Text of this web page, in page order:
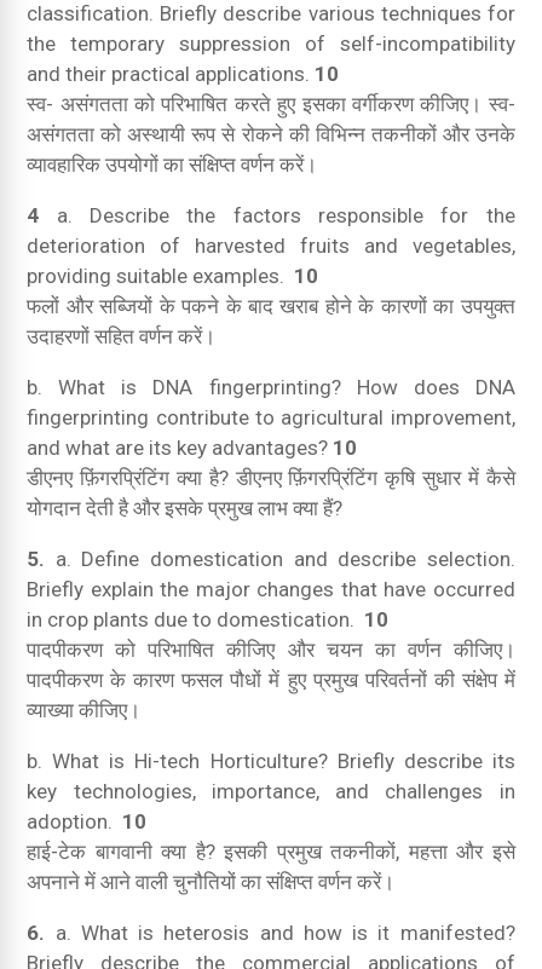
classification. Briefly describe various techniques for
the temporary suppression of self-incompatibility
and their practical applications. 10
स्व- असंगतता को परिभाषित करते हुए इसका वर्गीकरण कीजिए। स्व-
असंगतता को अस्थायी रूप से रोकने की विभिन्न तकनीकों और उनके
व्यावहारिक उपयोगों का संक्षिप्त वर्णन करें।
4 a. Describe the factors responsible for the
deterioration of harvested fruits and vegetables,
providing suitable examples. 10
फलों और सब्जियों के पकने के बाद खराब होने के कारणों का उपयुक्त
उदाहरणों सहित वर्णन करें।
b. What is DNA fingerprinting? How does DNA
fingerprinting contribute to agricultural improvement,
and what are its key advantages? 10
डीएनए फ़िंगरप्रिंटिंग क्या है? डीएनए फ़िंगरप्रिंटिंग कृषि सुधार में कैसे
योगदान देती है और इसके प्रमुख लाभ क्या हैं?
5. a. Define domestication and describe selection.
Briefly explain the major changes that have occurred
in crop plants due to domestication. 10
पादपीकरण को परिभाषित कीजिए और चयन का वर्णन कीजिए।
पादपीकरण के कारण फसल पौधों में हुए प्रमुख परिवर्तनों की संक्षेप में
व्याख्या कीजिए।
b. What is Hi-tech Horticulture? Briefly describe its
key technologies, importance, and challenges in
adoption. 10
हाई-टेक बागवानी क्या है?इसकी प्रमुख तकनीकों, महत्ता और इसे
अपनाने में आने वाली चुनौतियों का संक्षिप्त वर्णन करें।
6. a. What is heterosis and how is it manifested?
Briefly describe the commercial applications of